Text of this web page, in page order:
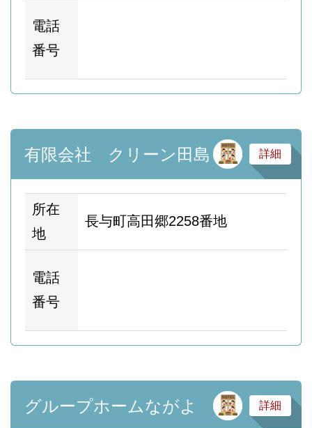
電話
番号
有限会社 クリーン田島 サ
詳細
所在
地
長与町高田郷2258番地
電話
番号
グループホームながよ サ
詳細